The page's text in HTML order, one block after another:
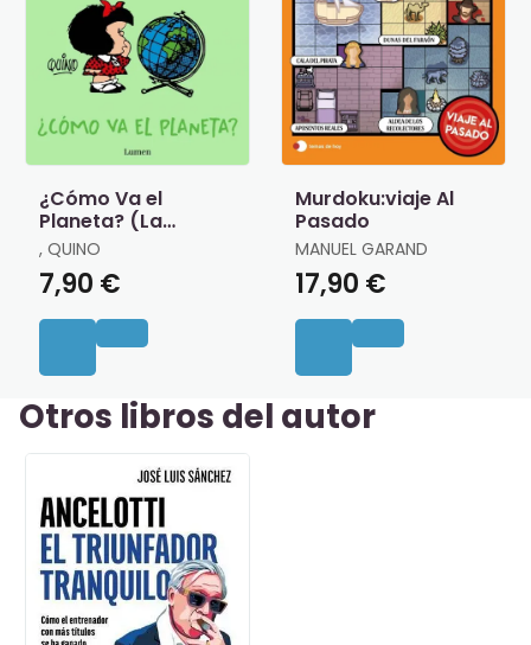
¿Cómo Va el
Planeta? (La
Pequeña Filosofía
de Mafalda)
, QUINO
7,90 €
Murdoku:viaje Al
Pasado
MANUEL GARAND
17,90 €
Otros libros del autor